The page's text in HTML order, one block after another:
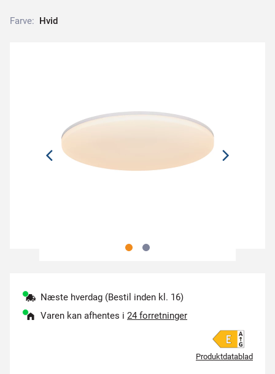
Farve: Hvid
Næste hverdag (Bestil inden kl. 16)
Varen kan afhentes i 24 forretninger
Produktdatablad